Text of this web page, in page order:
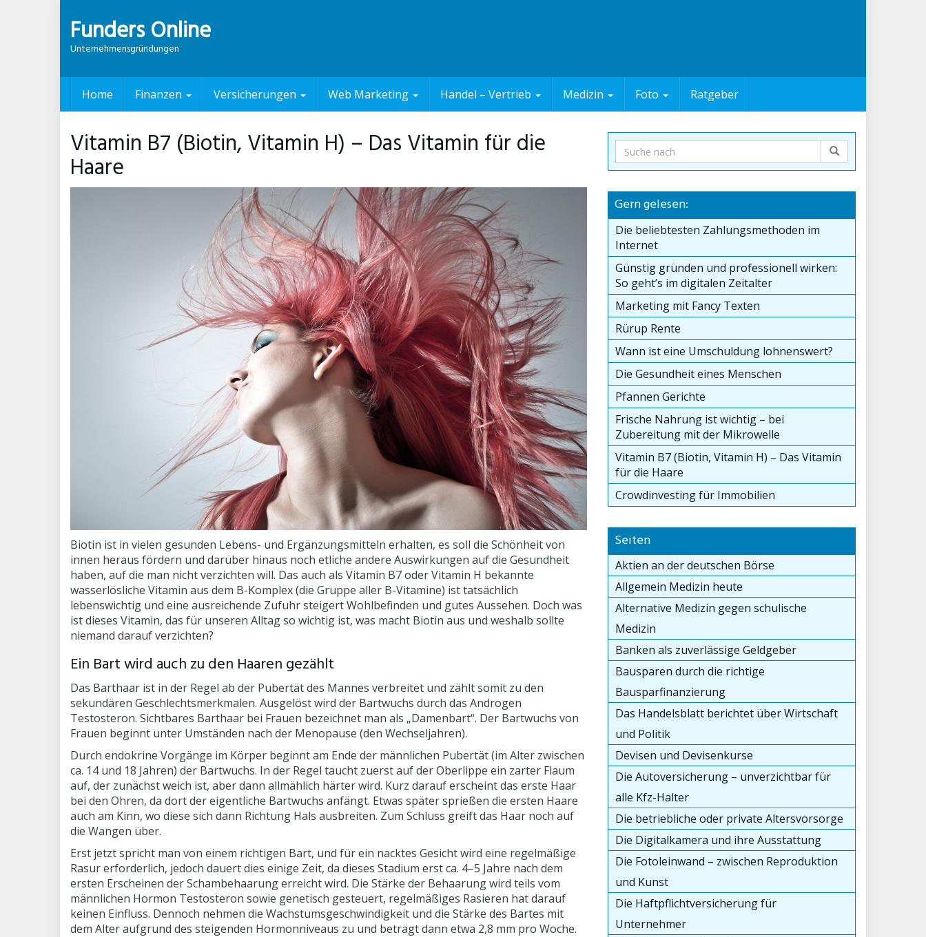
Funders Online
Unternehmensgründungen
Home Finanzen Versicherungen Web Marketing Handel – Vertrieb Medizin Foto Ratgeber
Vitamin B7 (Biotin, Vitamin H) – Das Vitamin für die
Haare
Biotin ist in vielen gesunden Lebens- und Ergänzungsmitteln erhalten, es soll die Schönheit von
innen heraus fördern und darüber hinaus noch etliche andere Auswirkungen auf die Gesundheit
haben, auf die man nicht verzichten will. Das auch als Vitamin B7 oder Vitamin H bekannte
wasserlösliche Vitamin aus dem B-Komplex (die Gruppe aller B-Vitamine) ist tatsächlich
lebenswichtig und eine ausreichende Zufuhr steigert Wohlbefinden und gutes Aussehen. Doch was
ist dieses Vitamin, das für unseren Alltag so wichtig ist, was macht Biotin aus und weshalb sollte
niemand darauf verzichten?
Ein Bart wird auch zu den Haaren gezählt
Das Barthaar ist in der Regel ab der Pubertät des Mannes verbreitet und zählt somit zu den
sekundären Geschlechtsmerkmalen. Ausgelöst wird der Bartwuchs durch das Androgen
Testosteron. Sichtbares Barthaar bei Frauen bezeichnet man als „Damenbart“. Der Bartwuchs von
Frauen beginnt unter Umständen nach der Menopause (den Wechseljahren).
Durch endokrine Vorgänge im Körper beginnt am Ende der männlichen Pubertät (im Alter zwischen
ca. 14 und 18 Jahren) der Bartwuchs. In der Regel taucht zuerst auf der Oberlippe ein zarter Flaum
auf, der zunächst weich ist, aber dann allmählich härter wird. Kurz darauf erscheint das erste Haar
bei den Ohren, da dort der eigentliche Bartwuchs anfängt. Etwas später sprießen die ersten Haare
auch am Kinn, wo diese sich dann Richtung Hals ausbreiten. Zum Schluss greift das Haar noch auf
die Wangen über.
Erst jetzt spricht man von einem richtigen Bart, und für ein nacktes Gesicht wird eine regelmäßige
Rasur erforderlich, jedoch dauert dies einige Zeit, da dieses Stadium erst ca. 4–5 Jahre nach dem
ersten Erscheinen der Schambehaarung erreicht wird. Die Stärke der Behaarung wird teils vom
männlichen Hormon Testosteron sowie genetisch gesteuert, regelmäßiges Rasieren hat darauf
keinen Einfluss. Dennoch nehmen die Wachstumsgeschwindigkeit und die Stärke des Bartes mit
dem Alter aufgrund des steigenden Hormonniveaus zu und beträgt dann etwa 2,8 mm pro Woche.
Gern gelesen:
Die beliebtesten Zahlungsmethoden im
Internet
Günstig gründen und professionell wirken:
So geht’s im digitalen Zeitalter
Marketing mit Fancy Texten
Rürup Rente
Wann ist eine Umschuldung lohnenswert?
Die Gesundheit eines Menschen
Pfannen Gerichte
Frische Nahrung ist wichtig – bei
Zubereitung mit der Mikrowelle
Vitamin B7 (Biotin, Vitamin H) – Das Vitamin
für die Haare
Crowdinvesting für Immobilien
Seiten
Aktien an der deutschen Börse
Allgemein Medizin heute
Alternative Medizin gegen schulische
Medizin
Banken als zuverlässige Geldgeber
Bausparen durch die richtige
Bausparfinanzierung
Das Handelsblatt berichtet über Wirtschaft
und Politik
Devisen und Devisenkurse
Die Autoversicherung – unverzichtbar für
alle Kfz-Halter
Die betriebliche oder private Altersvorsorge
Die Digitalkamera und ihre Ausstattung
Die Fotoleinwand – zwischen Reproduktion
und Kunst
Die Haftpflichtversicherung für
Unternehmer